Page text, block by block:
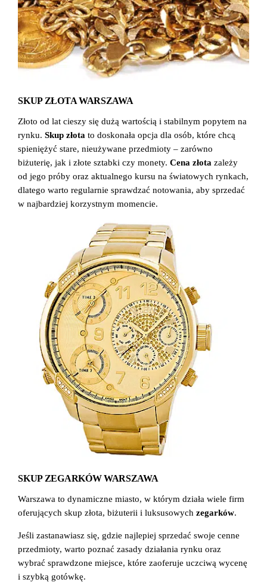
SKUP ZŁOTA WARSZAWA
Złoto od lat cieszy się dużą wartością i stabilnym popytem na
rynku.Skup złota to doskonała opcja dla osób, które chcą
spieniężyć stare, nieużywane przedmioty – zarówno
biżuterię, jak i złote sztabki czy monety.Cena złota zależy
od jego próby oraz aktualnego kursu na światowych rynkach,
dlatego warto regularnie sprawdzać notowania, aby sprzedać
w najbardziej korzystnym momencie.
SKUP ZEGARKÓW WARSZAWA
Warszawa to dynamiczne miasto, w którym działa wiele firm
oferujących skup złota, biżuterii i luksusowychzegarków.
Jeśli zastanawiasz się, gdzie najlepiej sprzedać swoje cenne
przedmioty, warto poznać zasady działania rynku oraz
wybrać sprawdzone miejsce, które zaoferuje uczciwą wycenę
i szybką gotówkę.